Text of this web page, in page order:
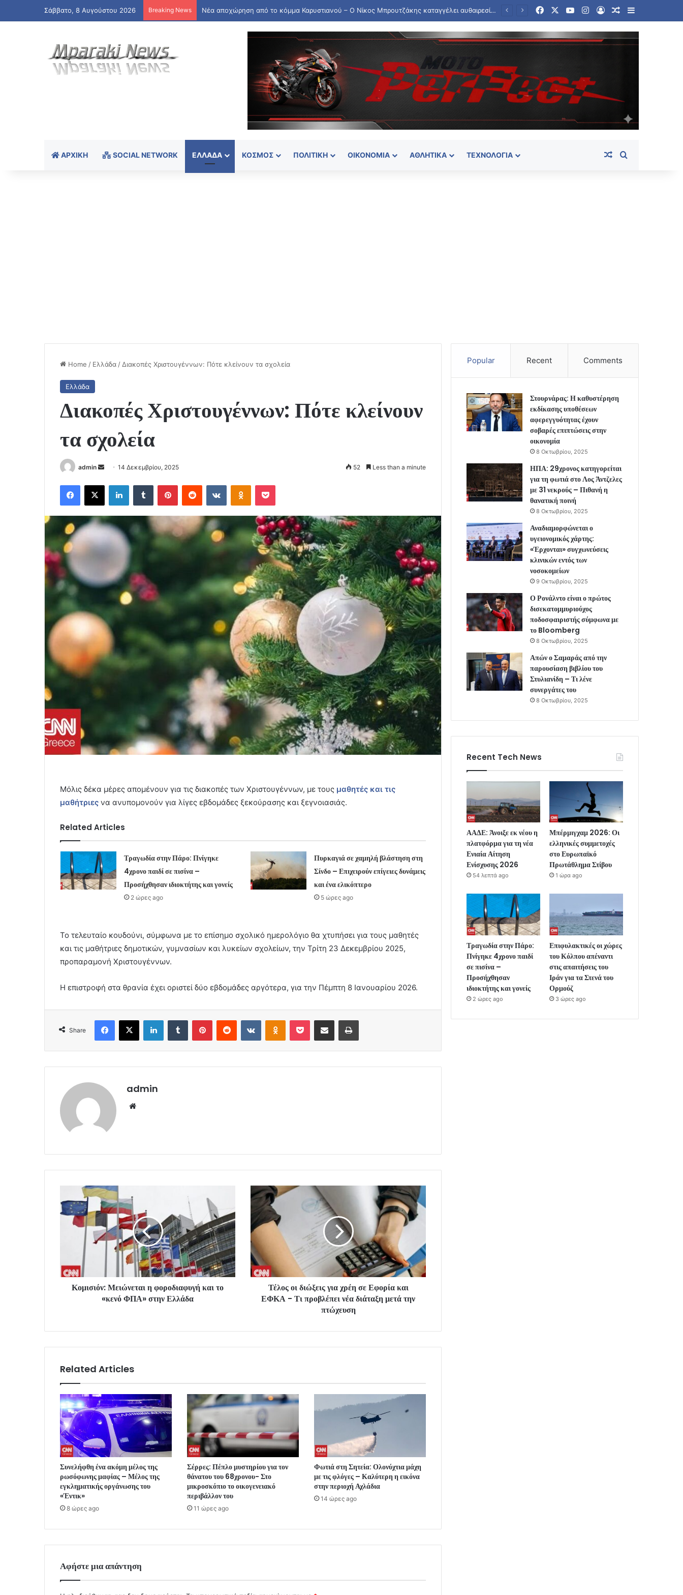
Σάββατο, 8 Αυγούστου 2026 Breaking News ΑΑΔΕ: Άνοιξε εκ νέου η πλατφόρμα για τη νέα Ενιαία Αίτηση Ενίσχυσης 2026 FacebookYouTubeInstagram
Log InRandom Article
Sidebar
ΑΡΧΙΚΉ SOCIAL NETWORK ΕΛΛΆΔΑ ΚΌΣΜΟΣ ΠΟΛΙΤΙΚΉ ΟΙΚΟΝΟΜΊΑ ΑΘΛΗΤΙΚΆ ΤΕΧΝΟΛΟΓΊΑ Random Article
Home / Ελλάδα / Διακοπές Χριστουγέννων: Πότε κλείνουν τα σχολεία
Ελλάδα
Διακοπές Χριστουγέννων: Πότε κλείνουν
τα σχολεία
admin
Send
email
14 Δεκεμβρίου, 2025 52 Less than a minute
Facebook
X LinkedInTumblr PinterestReddit VKontakteOdnoklassniki
Pocket
Μόλις δέκα μέρες απομένουν για τις διακοπές των Χριστουγέννων, με τους μαθητές και τις
μαθήτριες να ανυπομονούν για λίγες εβδομάδες ξεκούρασης και ξεγνοιασιάς.
Related Articles
Τραγωδία στην Πάρο: Πνίγηκε
4χρονο παιδί σε πισίνα –
Προσήχθησαν ιδιοκτήτης και γονείς
2 ώρες ago
Πυρκαγιά σε χαμηλή βλάστηση στη
Σίνδο – Επιχειρούν επίγειες δυνάμεις
και ένα ελικόπτερο
5 ώρες ago
Το τελευταίο κουδούνι, σύμφωνα με το επίσημο σχολικό ημερολόγιο θα χτυπήσει για τους μαθητές
και τις μαθήτριες δημοτικών, γυμνασίων και λυκείων σχολείων, την Τρίτη 23 Δεκεμβρίου 2025,
προπαραμονή Χριστουγέννων.
Η επιστροφή στα θρανία έχει οριστεί δύο εβδομάδες αργότερα, για την Πέμπτη 8 Ιανουαρίου 2026.
Share
Facebook
X LinkedInTumblr PinterestReddit VKontakteOdnoklassniki
Pocket Share via Email Print
admin
Κομισιόν: Μειώνεται η φοροδιαφυγή και το
«κενό ΦΠΑ» στην Ελλάδα
Τέλος οι διώξεις για χρέη σε Εφορία και
ΕΦΚΑ - Τι προβλέπει νέα διάταξη μετά την
πτώχευση
Related Articles
Συνελήφθη ένα ακόμη μέλος της
ρωσόφωνης μαφίας – Μέλος της
εγκληματικής οργάνωσης του
«Έντικ»
8 ώρες ago
Σέρρες: Πέπλο μυστηρίου για τον
θάνατου του 68χρονου- Στο
μικροσκόπιο το οικογενειακό
περιβάλλον του
11 ώρες ago
Φωτιά στη Σητεία: Ολονύχτια μάχη
με τις φλόγες – Καλύτερη η εικόνα
στην περιοχή Αχλάδια
14 ώρες ago
Αφήστε μια απάντηση
Popular Recent Comments
Στουρνάρας: Η καθυστέρηση
εκδίκασης υποθέσεων
αφερεγγυότητας έχουν
σοβαρές επιπτώσεις στην
οικονομία
8 Οκτωβρίου, 2025
ΗΠΑ: 29χρονος κατηγορείται
για τη φωτιά στο Λος Άντζελες
με 31 νεκρούς – Πιθανή η
θανατική ποινή
8 Οκτωβρίου, 2025
Αναδιαμορφώνεται ο
υγειονομικός χάρτης:
«Έρχονται» συγχωνεύσεις
κλινικών εντός των
νοσοκομείων
9 Οκτωβρίου, 2025
Ο Ρονάλντο είναι ο πρώτος
δισεκατομμυριούχος
ποδοσφαιριστής σύμφωνα με
το Bloomberg
8 Οκτωβρίου, 2025
Απών ο Σαμαράς από την
παρουσίαση βιβλίου του
Στυλιανίδη – Τι λένε
συνεργάτες του
8 Οκτωβρίου, 2025
Recent Tech News
ΑΑΔΕ: Άνοιξε εκ νέου η
πλατφόρμα για τη νέα
Ενιαία Αίτηση
Ενίσχυσης 2026
54 λεπτά ago
Μπέρμιγχαμ 2026: Οι
ελληνικές συμμετοχές
στο Ευρωπαϊκό
Πρωτάθλημα Στίβου
1 ώρα ago
Τραγωδία στην Πάρο:
Πνίγηκε 4χρονο παιδί
σε πισίνα –
Προσήχθησαν
ιδιοκτήτης και γονείς
2 ώρες ago
Επιφυλακτικές οι χώρες
του Κόλπου απέναντι
στις απαιτήσεις του
Ιράν για τα Στενά του
Ορμούζ
3 ώρες ago